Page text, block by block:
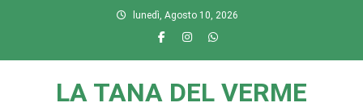
lunedì, Agosto 10, 2026
LA TANA DEL VERME